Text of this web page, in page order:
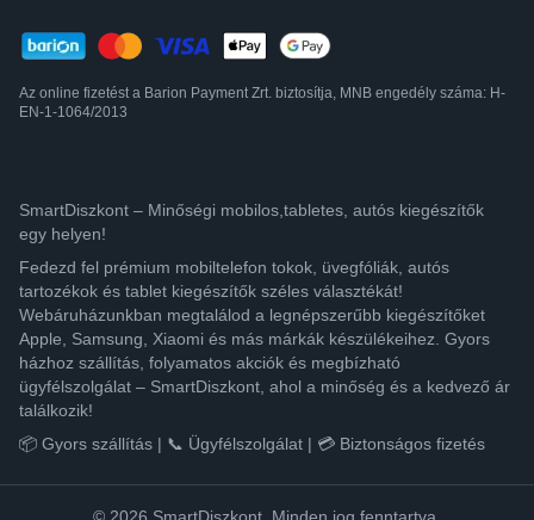
Az online fizetést a Barion Payment Zrt. biztosítja, MNB engedély száma: H-
EN-1-1064/2013
SmartDiszkont – Minőségi mobilos,tabletes, autós kiegészítők
egy helyen!
Fedezd fel prémium mobiltelefon tokok, üvegfóliák, autós
tartozékok és tablet kiegészítők széles választékát!
Webáruházunkban megtalálod a legnépszerűbb kiegészítőket
Apple, Samsung, Xiaomi és más márkák készülékeihez. Gyors
házhoz szállítás, folyamatos akciók és megbízható
ügyfélszolgálat – SmartDiszkont, ahol a minőség és a kedvező ár
találkozik!
📦 Gyors szállítás | 📞 Ügyfélszolgálat | 💳 Biztonságos fizetés